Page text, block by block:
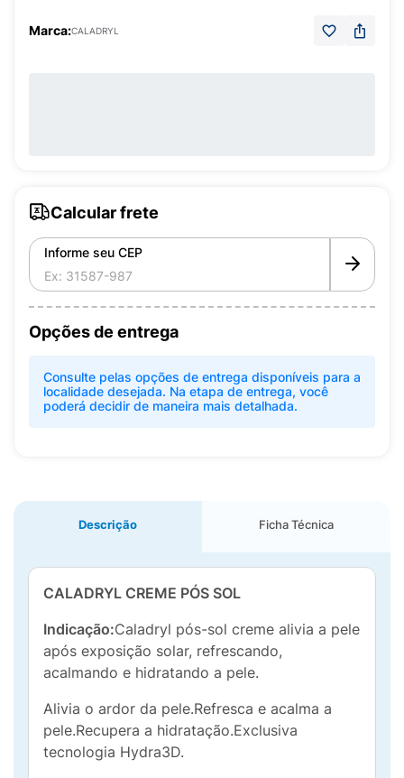
Marca:CALADRYL
Calcular frete
Informe seu CEP
Opções de entrega
Consulte pelas opções de entrega disponíveis para a
localidade desejada. Na etapa de entrega, você
poderá decidir de maneira mais detalhada.
Descrição Ficha Técnica
CALADRYL CREME PÓS SOL
Indicação:Caladryl pós-sol creme alivia a pele
após exposição solar, refrescando,
acalmando e hidratando a pele.
Alivia o ardor da pele.Refresca e acalma a
pele.Recupera a hidratação.Exclusiva
tecnologia Hydra3D.